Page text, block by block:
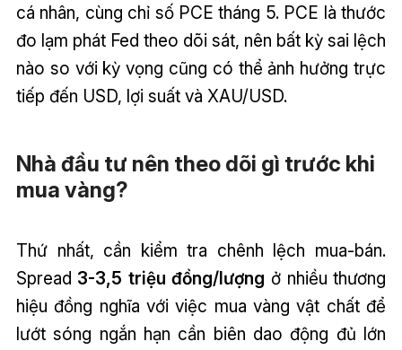
cá nhân, cùng chỉ số PCE tháng 5. PCE là thước
đo lạm phát Fed theo dõi sát, nên bất kỳ sai lệch
nào so với kỳ vọng cũng có thể ảnh hưởng trực
tiếp đến USD, lợi suất và XAU/USD.
Nhà đầu tư nên theo dõi gì trước khi
mua vàng?
Thứ nhất, cần kiểm tra chênh lệch mua-bán.
Spread 3-3,5 triệu đồng/lượng ở nhiều thương
hiệu đồng nghĩa với việc mua vàng vật chất để
lướt sóng ngắn hạn cần biên dao động đủ lớn